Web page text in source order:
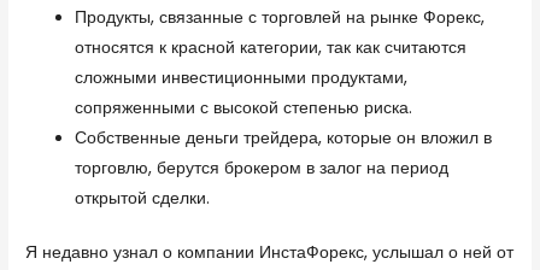
Продукты, связанные с торговлей на рынке Форекс,
относятся к красной категории, так как считаются
сложными инвестиционными продуктами,
сопряженными с высокой степенью риска.
Собственные деньги трейдера, которые он вложил в
торговлю, берутся брокером в залог на период
открытой сделки.
Я недавно узнал о компании ИнстаФорекс, услышал о ней от